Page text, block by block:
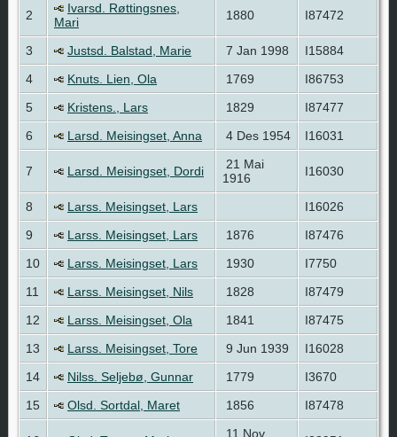
2
Ivarsd. Røttingsnes,
Mari
1880 I87472
3 Justsd. Balstad, Marie 7 Jan 1998
I15884
4
Knuts. Lien, Ola 1769
I86753
5
Kristens., Lars 1829
I87477
6
Larsd. Meisingset, Anna 4 Des 1954 I16031
7 Larsd. Meisingset, Dordi
21 Mai
1916
I16030
8 Larss. Meisingset, Lars
I16026
9
Larss. Meisingset, Lars 1876
I87476
10
Larss. Meisingset, Lars 1930
I7750
11
Larss. Meisingset, Nils 1828
I87479
12
Larss. Meisingset, Ola 1841
I87475
13
Larss. Meisingset, Tore 9 Jun 1939
I16028
14
Nilss. Seljebø, Gunnar 1779
I3670
15
Olsd. Sortdal, Maret 1856 I87478
11 Nov